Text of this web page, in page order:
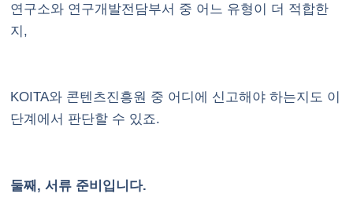
연구소와 연구개발전담부서 중 어느 유형이 더 적합한
지,
KOITA와 콘텐츠진흥원 중 어디에 신고해야 하는지도 이
단계에서 판단할 수 있죠.
둘째, 서류 준비입니다.